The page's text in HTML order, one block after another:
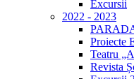
Excursii
2022 - 2023
Proiecte
Teatru
Revista